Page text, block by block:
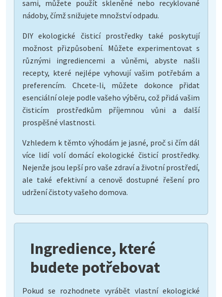
sami, můžete použít skleněné nebo recyklované
nádoby, čímž snižujete množství odpadu.
DIY ekologické čisticí prostředky také poskytují
možnost přizpůsobení. Můžete experimentovat s
různými ingrediencemi a vůněmi, abyste našli
recepty, které nejlépe vyhovují vašim potřebám a
preferencím. Chcete-li, můžete dokonce přidat
esenciální oleje podle vašeho výběru, což přidá vašim
čisticím prostředkům příjemnou vůni a další
prospěšné vlastnosti.
Vzhledem k těmto výhodám je jasné, proč si čím dál
více lidí volí domácí ekologické čisticí prostředky.
Nejenže jsou lepší pro vaše zdraví a životní prostředí,
ale také efektivní a cenově dostupné řešení pro
udržení čistoty vašeho domova.
Ingredience, které
budete potřebovat
Pokud se rozhodnete vyrábět vlastní ekologické